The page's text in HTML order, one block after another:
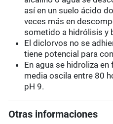
así en un suelo ácido
veces más en
sometido a hidrólisis y
El diclorvos no se
tiene potencial para
En agua se hidroliza
media oscila entre 80
pH 9.
Otras informaciones